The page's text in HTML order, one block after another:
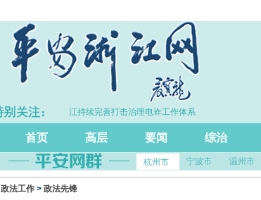
·浙江持续完善打击治理电诈工作体系
首页 高层 要闻 综治
杭州市 宁波市 温州市
政法工作 > 政法先锋